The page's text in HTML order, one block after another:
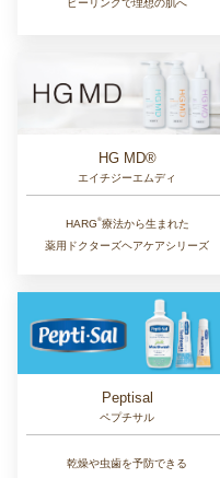
ピーリングで理想の肌へ
HG MD®
エイチジーエムディ
HARG®︎療法から生まれた
薬用ドクターズヘアケアシリーズ
Peptisal
ペプチサル
乾燥や虫歯を予防できる